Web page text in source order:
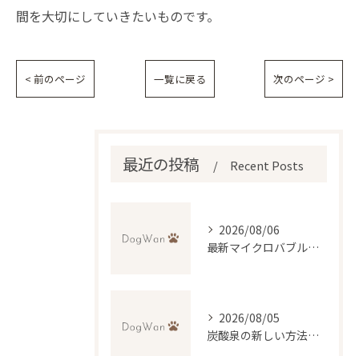
間を大切にしていきたいものです。
< 前のページ 一覧に戻る 次のページ >
最近の投稿 Recent Posts
2026/08/06
最新マイクロバブル技術で理想のふわふわ仕上げを実現するトリミング法
2026/08/05
炭酸泉の新しい方法で自宅再現と効果・デメリットを徹底比較